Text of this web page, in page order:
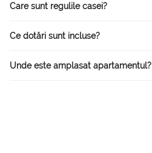
Care sunt regulile casei?
Ce dotări sunt incluse?
Unde este amplasat apartamentul?